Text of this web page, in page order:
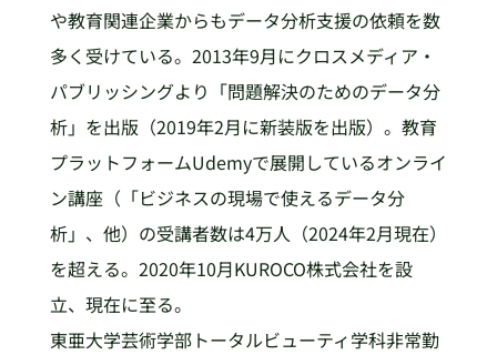
や教育関連企業からもデータ分析支援の依頼を数
多く受けている。2013年9月にクロスメディア・
パブリッシングより「問題解決のためのデータ分
析」を出版（2019年2月に新装版を出版）。教育
プラットフォームUdemyで展開しているオンライ
ン講座（「ビジネスの現場で使えるデータ分
析」、他）の受講者数は4万人（2024年2月現在）
を超える。2020年10月KUROCO株式会社を設
立、現在に至る。
東亜大学芸術学部トータルビューティ学科非常勤